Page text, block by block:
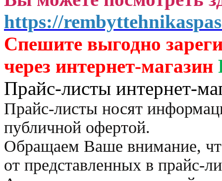
https://
Спешите выгодно зар
через интернет-магазин
Прайс-листы интернет-
Прайс-листы носят
публичной офертой.
Обращаем Ваше внимание,
от представленных в прайс-